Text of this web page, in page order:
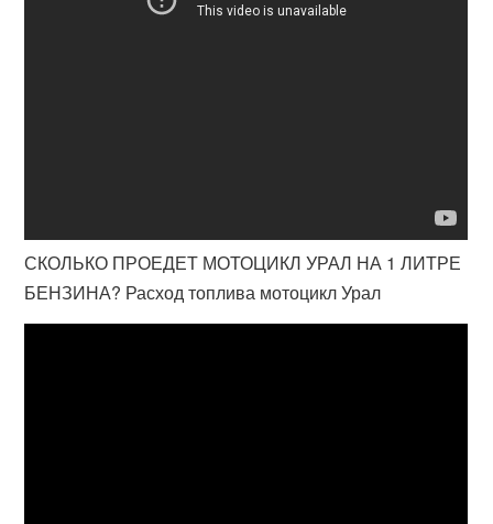
СКОЛЬКО ПРОЕДЕТ МОТОЦИКЛ УРАЛ НА 1 ЛИТРЕ
БЕНЗИНА? Расход топлива мотоцикл Урал